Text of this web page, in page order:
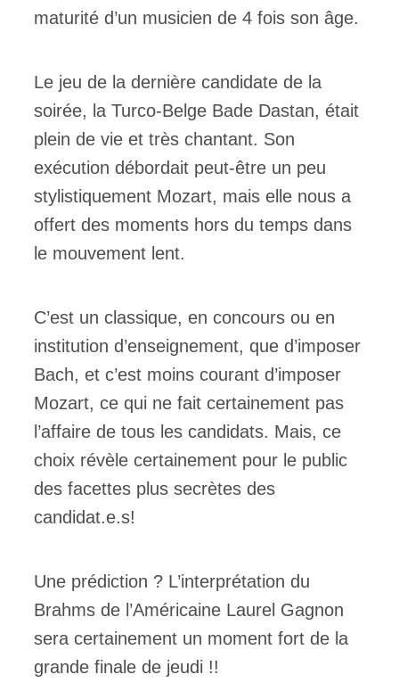
maturité d’un musicien de 4 fois son âge.
Le jeu de la dernière candidate de la
soirée, la Turco-Belge Bade Dastan, était
plein de vie et très chantant. Son
exécution débordait peut-être un peu
stylistiquement Mozart, mais elle nous a
offert des moments hors du temps dans
le mouvement lent.
C’est un classique, en concours ou en
institution d’enseignement, que d’imposer
Bach, et c’est moins courant d’imposer
Mozart, ce qui ne fait certainement pas
l’affaire de tous les candidats. Mais, ce
choix révèle certainement pour le public
des facettes plus secrètes des
candidat.e.s!
Une prédiction ? L’interprétation du
Brahms de l’Américaine Laurel Gagnon
sera certainement un moment fort de la
grande finale de jeudi !!